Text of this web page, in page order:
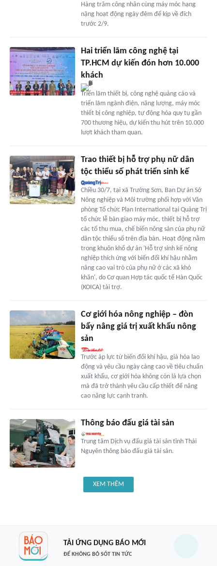
Hàng trăm công nhân cùng máy móc hạng
nặng hoạt động ngày đêm để kịp về đích
trước 2/9.
Hai triển lãm công nghệ tại
TP.HCM dự kiến đón hơn 10.000
khách
Triển lãm thiết bị, công nghệ quảng cáo và
triển lãm ngành điện, năng lượng, máy móc
thiết bị công nghiệp, tự động hóa quy tụ gần
700 thương hiệu, dự kiến thu hút trên 10.000
lượt khách tham quan.
Trao thiết bị hỗ trợ phụ nữ dân
tộc thiểu số phát triển sinh kế
Chiều 30/7, tại xã Trường Sơn, Ban Dự án Sở
Nông nghiệp và Môi trường phối hợp với Văn
phòng Tổ chức Plan International tại Quảng Trị
tổ chức lễ bàn giao máy móc, thiết bị hỗ trợ
các tổ thu mua, chế biến nông sản của phụ nữ
dân tộc thiểu số trên địa bàn. Hoạt động nằm
trong khuôn khổ dự án 'Hỗ trợ sinh kế nông
nghiệp thích ứng với biến đổi khí hậu nhằm
nâng cao vai trò của phụ nữ ở các xã khó
khăn', do Cơ quan Hợp tác quốc tế Hàn Quốc
(KOICA) tài trợ.
Cơ giới hóa nông nghiệp – đòn
bẩy nâng giá trị xuất khẩu nông
sản
Trước áp lực từ biến đổi khí hậu, già hóa lao
động và yêu cầu ngày càng cao về tiêu chuẩn
xuất khẩu, cơ giới hóa không còn là lựa chọn
mà đã trở thành yêu cầu cấp thiết để nâng
cao năng lực cạnh tranh.
Thông báo đấu giá tài sản
Trung tâm Dịch vụ đấu giá tài sản tỉnh Thái
Nguyên thông báo đấu giá tài sản.
XEM THÊM
TẢI ỨNG DỤNG BÁO MỚI
ĐỂ KHÔNG BỎ SÓT TIN TỨC